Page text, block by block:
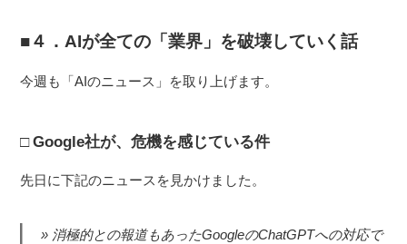
４．AIが全ての「業界」を破壊していく話
今週も「AIのニュース」を取り上げます。
Google社が、危機を感じている件
先日に下記のニュースを見かけました。
消極的との報道もあったGoogleのChatGPTへの対応で